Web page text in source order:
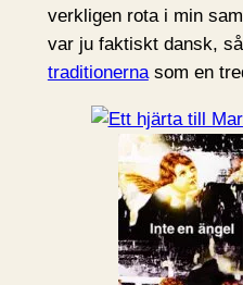
verkligen rota i min
var ju faktiskt dansk,
traditionernasom en